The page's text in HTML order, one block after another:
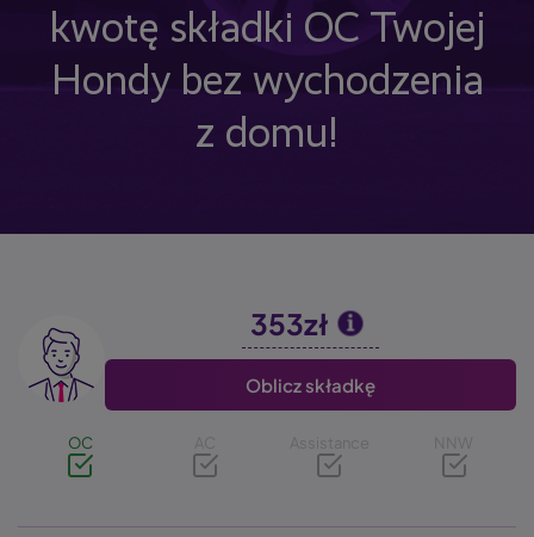
kwotę składki OC Twojej
Hondy bez wychodzenia
z domu!
Image 353zł
Oblicz składkę
OC AC Assistance NNW